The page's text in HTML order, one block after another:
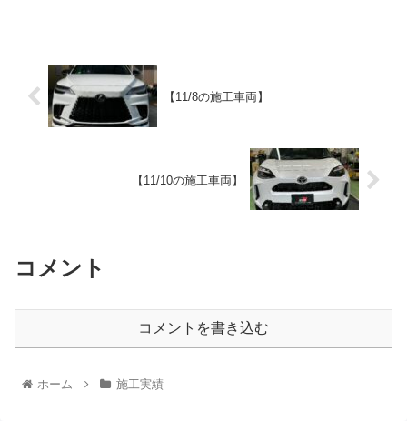
【11/8の施工車両】
【11/10の施工車両】
コメント
コメントを書き込む
ホーム 施工実績